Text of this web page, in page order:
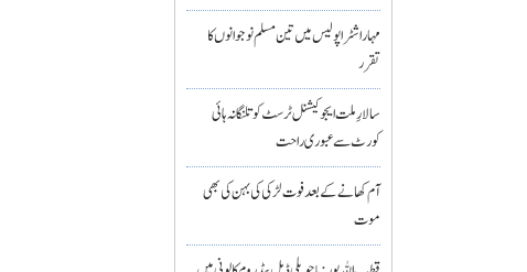
مہاراشٹرا پولیس میں تین مسلم نو جوانوں کا
تقرر
سالارِ ملت ایجوکیشنل ٹرسٹ کو تلنگانہ ہائی
کورٹ سے عبوری راحت
آم کھانے کے بعد فوت لڑکی کی بہن کی بھی
موت